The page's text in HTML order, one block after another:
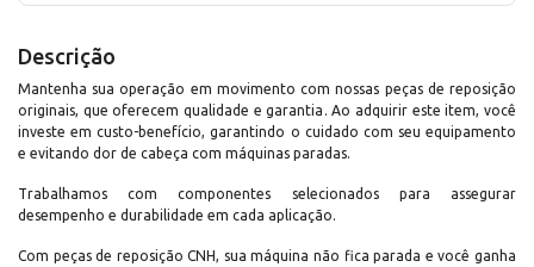
Descrição
Mantenha sua operação em movimento com nossas peças de reposição
originais, que oferecem qualidade e garantia. Ao adquirir este item, você
investe em custo-benefício, garantindo o cuidado com seu equipamento
e evitando dor de cabeça com máquinas paradas.
Trabalhamos com componentes selecionados para assegurar
desempenho e durabilidade em cada aplicação.
Com peças de reposição CNH, sua máquina não fica parada e você ganha